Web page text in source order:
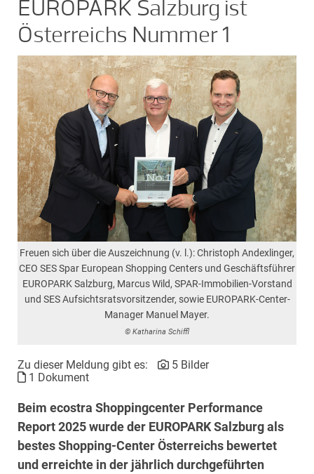
EUROPARK Salzburg ist
Österreichs Nummer 1
Freuen sich über die Auszeichnung (v. l.): Christoph Andexlinger,
CEO SES Spar European Shopping Centers und Geschäftsführer
EUROPARK Salzburg, Marcus Wild, SPAR-Immobilien-Vorstand
und SES Aufsichtsratsvorsitzender, sowie EUROPARK-Center-
Manager Manuel Mayer.
© Katharina Schiffl
Zu dieser Meldung gibt es:
5 Bilder
1 Dokument
Beim ecostra Shoppingcenter Performance
Report 2025 wurde der EUROPARK Salzburg als
bestes Shopping-Center Österreichs bewertet
und erreichte in der jährlich durchgeführten